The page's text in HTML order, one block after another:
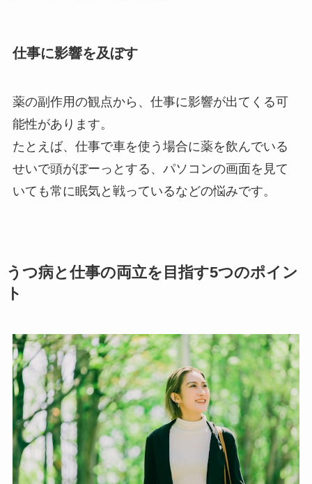
仕事に影響を及ぼす
薬の副作用の観点から、仕事に影響が出てくる可
能性があります。
たとえば、仕事で車を使う場合に薬を飲んでいる
せいで頭がぼーっとする、パソコンの画面を見て
いても常に眠気と戦っているなどの悩みです。
うつ病と仕事の両立を目指す5つのポイン
ト